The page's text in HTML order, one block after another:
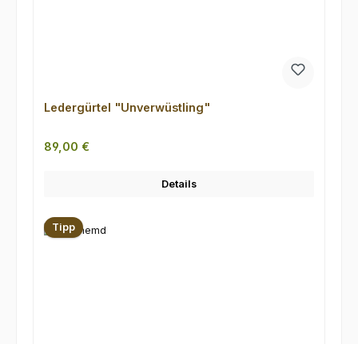
Ledergürtel "Unverwüstling"
Regulärer Preis:
89,00 €
Details
Tipp